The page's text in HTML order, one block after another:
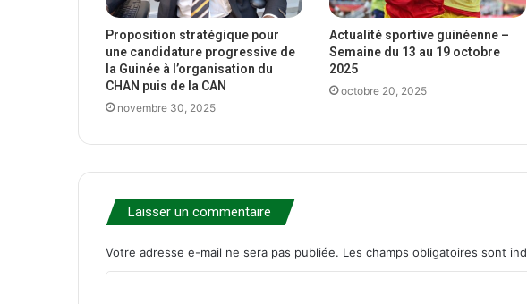
Proposition stratégique pour
une candidature progressive de
la Guinée à l’organisation du
CHAN puis de la CAN
novembre 30, 2025
Actualité sportive guinéenne –
Semaine du 13 au 19 octobre
2025
octobre 20, 2025
Laisser un commentaire
Votre adresse e-mail ne sera pas publiée. Les champs obligatoires sont